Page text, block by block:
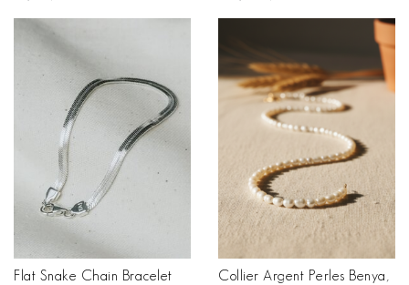
Flat Snake Chain Bracelet
Collier Argent Perles Benya,